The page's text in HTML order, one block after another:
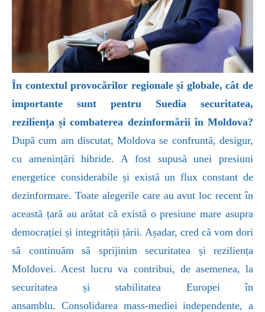
În contextul provocărilor regionale și globale, cât de
importante sunt pentru Suedia securitatea,
reziliența și combaterea dezinformării în Moldova?
După cum am discutat, Moldova se confruntă, desigur,
cu amenințări hibride. A fost supusă unei presiuni
energetice considerabile și există un flux constant de
dezinformare. Toate alegerile care au avut loc recent în
această țară au arătat că există o presiune mare asupra
democrației și integrității țării. Așadar, cred că vom dori
să continuăm să sprijinim securitatea și reziliența
Moldovei. Acest lucru va contribui, de asemenea, la
securitatea și stabilitatea Europei în
ansamblu. Consolidarea mass-mediei independente, a